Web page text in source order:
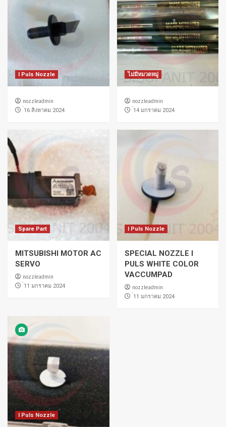
I Puls Nozzle
nozzleadmin
่16 สิงหาคม 2024
ไม่มีหมวดหมู่
nozzleadmin
่14 มกราคม 2024
Spare Part
MITSUBISHI MOTOR AC
SERVO
nozzleadmin
่11 มกราคม 2024
I Puls Nozzle
SPECIAL NOZZLE I
PULS WHITE COLOR
VACCUMPAD
nozzleadmin
่11 มกราคม 2024
I Puls Nozzle